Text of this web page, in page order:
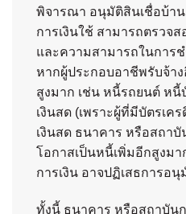
พิจารณา อนุมัติสินเชื่อบ้า
การเงินใช้ สามารถตรวจ
และความสามารถในการ
หากผู้ประกอบอาชีพรับจ้า
สูงมาก เช่น หนี้รถยนต์ หนี้
เงินสด (เพราะผู้ที่มีบัตรเค
เงินสด ธนาคาร หรือสถาบั
โอกาสเป็นหนี้เพิ่มอีกสูงม
การเงิน อาจปฏิเสธการอ
ทั้งนี้ ธนาคาร หรือสถาบันก